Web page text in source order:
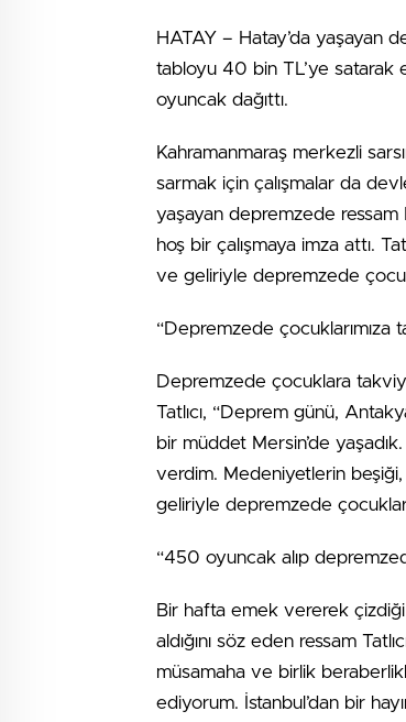
HATAY – Hatay’da yaşayan
tabloyu 40 bin TL’ye satarak
oyuncak dağıttı.
Kahramanmaraş merkezli
sarmak için çalışmalar da
yaşayan depremzede ressam
hoş bir çalışmaya imza attı.
ve geliriyle depremzede
“Depremzede çocuklarımıza
Depremzede çocuklara
Tatlıcı, “Deprem günü,
bir müddet Mersin’de
verdim. Medeniyetlerin beşiği,
geliriyle depremzede
“450 oyuncak alıp
Bir hafta emek vererek çizdiği
aldığını söz eden ressam
müsamaha ve birlik
ediyorum. İstanbul’dan bir